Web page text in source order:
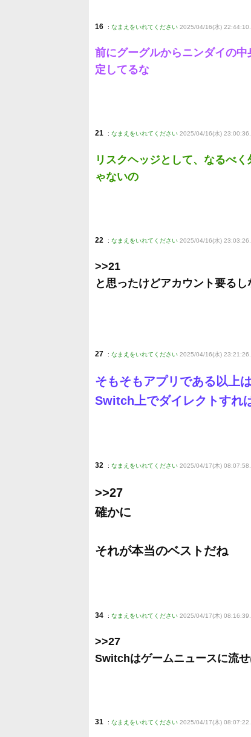
16 : なまえをいれてください 2025/04/16(水)
前にグーグルからニンダイの
定してるな
21 : なまえをいれてください 2025/04/16(水)
リスクヘッジとして、なるべ
ゃないの
22 : なまえをいれてください 2025/04/16(水)
>>21
と思ったけどアカウント要るし
27 : なまえをいれてください 2025/04/16(水)
そもそもアプリである以上
Switch上でダイレクトすれ
32 : なまえをいれてください 2025/04/17(木)
>>27
確かに
それが本当のベストだね
34 : なまえをいれてください 2025/04/17(木)
>>27
Switchはゲームニュースに流
31 : なまえをいれてください 2025/04/17(木)